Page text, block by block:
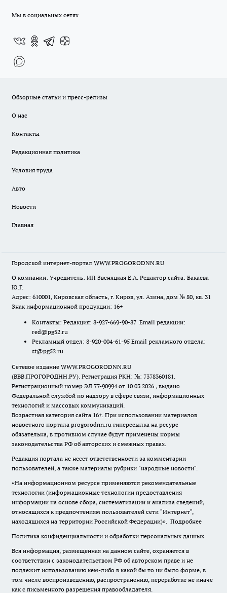
Мы в социальных сетях
Обзорные статьи и пресс-релизы
О нас
Контакты
Редакционная политика
Условия труда
Авто
Новости
Главная
Городской интернет-портал WWW.PROGORODNN.RU
О компании: Учредитель: ИП Звеняцкая Е.А. Редактор сайта: Бакаева
Ю.Г.
Адрес: 610001, Кировская область, г. Киров, ул. Азина, дом № 80, кв. 31
Знак информационной продукции: 16+
Контакты: Редакция: 8-927-669-90-87 Email редакции:
red@pg52.ru
Рекламный отдел: 8-920-004-61-95 Email рекламного отдела:
st@pg52.ru
Сетевое издание WWW.PROGORODNN.RU
(ВВВ.ПРОГОРОДНН.РУ). Регистрация РКН: №: 7378360181.
Регистрационный номер ЭЛ 77-90994 от 10.03.2026., выдано
Федеральной службой по надзору в сфере связи, информационных
технологий и массовых коммуникаций.
Возрастная категория сайта 16+. При использовании материалов
новостного портала progorodnn.ru гиперссылка на ресурс
обязательна, в противном случае будут применены нормы
законодательства РФ об авторских и смежных правах.
Редакция портала не несет ответственности за комментарии
пользователей, а также материалы рубрики "народные новости".
«На информационном ресурсе применяются рекомендательные
технологии (информационные технологии предоставления
информации на основе сбора, систематизации и анализа сведений,
относящихся к предпочтениям пользователей сети "Интернет",
находящихся на территории Российской Федерации)». Подробнее
Политика конфиденциальности и обработки персональных данных
Вся информация, размещенная на данном сайте, охраняется в
соответствии с законодательством РФ об авторском праве и не
подлежит использованию кем-либо в какой бы то ни было форме, в
том числе воспроизведению, распространению, переработке не иначе
как с письменного разрешения правообладателя.